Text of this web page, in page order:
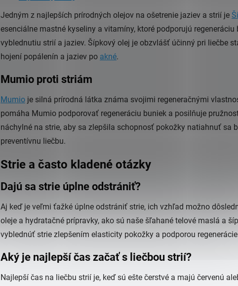
Jedným z najlepších prírodných olejov na ošetrenie jaziev a strií je
esenciálne mastné kyseliny a vitamíny, ktoré podporujú
vyblednutiu strií a jaziev. Šípkový olej je obzvlášť účinný pri liečbe
hojení popálenín a jaziev po akné.
Mumio proti striám
Mumio je silná prírodná látka známa svojimi regeneračnými
pomáha Mumio podporovať regeneráciu buniek a posilňuje
náchylné na strie, aby sa zlepšila schopnosť pokožky natiahnuť sa
preventívnu liečbu.
Strie a často kladené otázky
Dajú sa strie úplne odstrániť?
Aj keď je veľmi ťažké úplne odstrániť strie, ich vzhľad možno
oleje a hydratačné prípravky, ako sú naše šľahané telové maslá a
vyblednúť strie zlepšením elasticity pokožky a podporou
Aký je najlepší čas začať s liečbou strií?
Najlepší čas na liečbu strií je, keď sú ešte čerstvé a majú červenú